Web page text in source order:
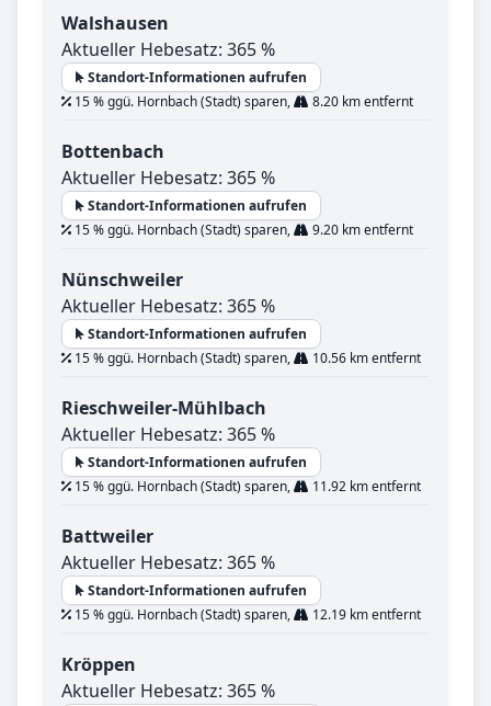
Walshausen
Aktueller Hebesatz: 365 %
Standort-Informationen aufrufen
15 % ggü. Hornbach (Stadt) sparen,
8.20 km entfernt
Bottenbach
Aktueller Hebesatz: 365 %
Standort-Informationen aufrufen
15 % ggü. Hornbach (Stadt) sparen,
9.20 km entfernt
Nünschweiler
Aktueller Hebesatz: 365 %
Standort-Informationen aufrufen
15 % ggü. Hornbach (Stadt) sparen,
10.56 km entfernt
Rieschweiler-Mühlbach
Aktueller Hebesatz: 365 %
Standort-Informationen aufrufen
15 % ggü. Hornbach (Stadt) sparen,
11.92 km entfernt
Battweiler
Aktueller Hebesatz: 365 %
Standort-Informationen aufrufen
15 % ggü. Hornbach (Stadt) sparen,
12.19 km entfernt
Kröppen
Aktueller Hebesatz: 365 %